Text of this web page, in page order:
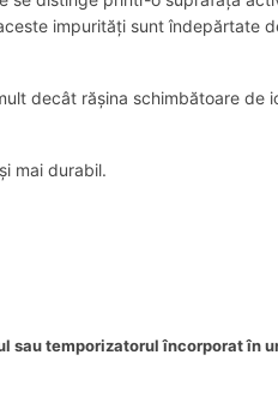
impurități sunt îndepărtate
decât rășina schimbătoare
mai durabil.
sau temporizatorul încorporat în